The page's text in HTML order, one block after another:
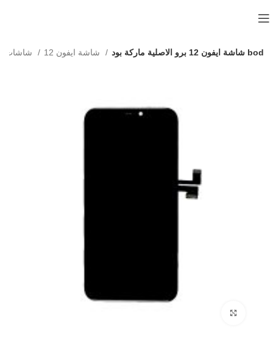
شاشة ايفون 12 برو الاصلية ماركة بود bod